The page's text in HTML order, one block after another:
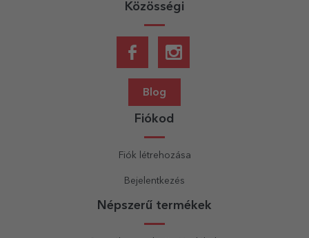
Közösségi
Blog
Fiókod
Fiók létrehozása
Bejelentkezés
Népszerű termékek